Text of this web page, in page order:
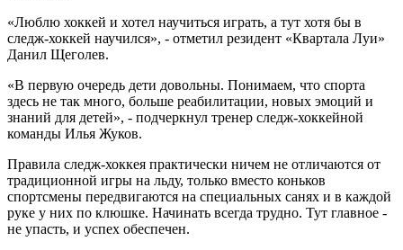
«Люблю хоккей и хотел научиться играть, а тут хотя бы в
следж-хоккей научился», - отметил резидент «Квартала Луи»
Данил Щеголев.
«В первую очередь дети довольны. Понимаем, что спорта
здесь не так много, больше реабилитации, новых эмоций и
знаний для детей», - подчеркнул тренер следж-хоккейной
команды Илья Жуков.
Правила следж-хоккея практически ничем не отличаются от
традиционной игры на льду, только вместо коньков
спортсмены передвигаются на специальных санях и в каждой
руке у них по клюшке. Начинать всегда трудно. Тут главное -
не упасть, и успех обеспечен.